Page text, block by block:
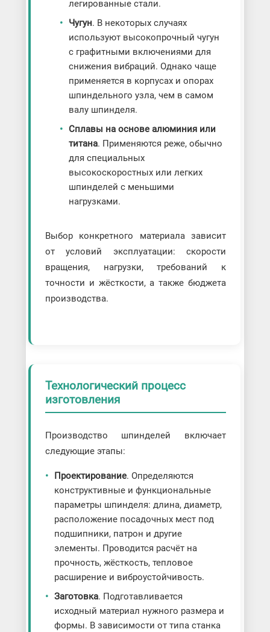
легированные стали.
Чугун. В некоторых случаях
используют высокопрочный чугун
с графитными включениями для
снижения вибраций. Однако чаще
применяется в корпусах и опорах
шпиндельного узла, чем в самом
валу шпинделя.
Сплавы на основе алюминия или
титана. Применяются реже, обычно
для специальных
высокоскоростных или легких
шпинделей с меньшими
нагрузками.
Выбор конкретного материала зависит
от условий эксплуатации: скорости
вращения, нагрузки, требований к
точности и жёсткости, а также бюджета
производства.
Технологический процесс
изготовления
Производство шпинделей включает
следующие этапы:
Проектирование. Определяются
конструктивные и функциональные
параметры шпинделя: длина, диаметр,
расположение посадочных мест под
подшипники, патрон и другие
элементы. Проводится расчёт на
прочность, жёсткость, тепловое
расширение и виброустойчивость.
Заготовка. Подготавливается
исходный материал нужного размера и
формы. В зависимости от типа станка